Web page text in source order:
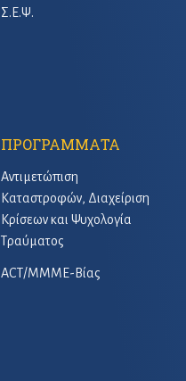
Σ.Ε.Ψ.
ΠΡΟΓΡΑΜΜΑΤΑ
Αντιμετώπιση
Καταστροφών, Διαχείριση
Κρίσεων και Ψυχολογία
Τραύματος
ACT/ΜΜΜΕ-Βίας